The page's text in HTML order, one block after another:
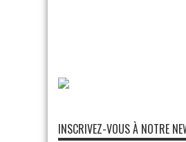
INSCRIVEZ-VOUS À NOTRE